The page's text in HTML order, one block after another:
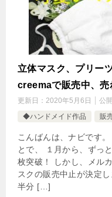
立体マスク、プリー
creemaで販売中、売
更新日： 2020年5月6日 公
◆ハンドメイド作品
販
こんばんは、ナビです
とで、 １月から、ずっ
枚突破！ しかし、メル
スクの販売中止が決定
半分 […]